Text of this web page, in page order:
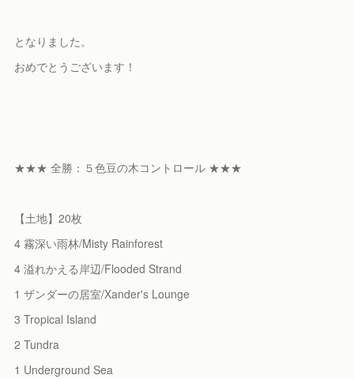
となりました。
おめでとうございます！
★★★ 全勝：５色豆の木コントロール ★★★
【土地】20枚
4 霧深い雨林/Misty Rainforest
4 溢れかえる岸辺/Flooded Strand
1 ザンダーの居室/Xander's Lounge
3 Tropical Island
2 Tundra
1 Underground Sea